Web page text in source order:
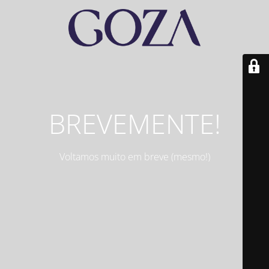
BREVEMENTE!
Voltamos muito em breve (mesmo!)